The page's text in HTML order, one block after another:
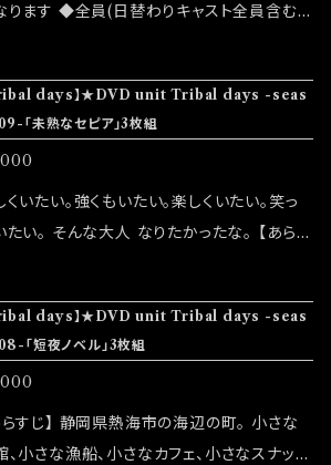
ひろなか たけと 【音響】大後 琢也 【サウンド
ライヤーデザイン】腕トラ (Tribal days) 【グ
デザイン】腕トラ (Tribal days) 【配信】中
也 【制作】大澤 拓巳 (Tribal days)/田口
(東京音実劇場) ◆発送は2026/08/08
) unit Tribal days -season10-「目に沁み
こちら↓ https://tribaldays.com/info/6
ります ◆全員(日替わりキャスト全員含む)
売致しますが売切になる可能性がございま
確実にお手にしたいお客様はこちらのオン
ンショップでのご注文をお願い致します
days】★DVD unit Tribal days -seas
「未熟なセピア」3枚組
くいたい。強くもいたい。楽しくいたい。笑っ
い。 そんな大人 なりたかったな。 【あらす
しくなってきた。 そこに幼馴染の理沙の手抜
より巻き起こった騒動。 大人たちは混乱に
れ違い、葛藤、寂しさ、思い出。
親としか見ていなかった子供たちは、 初め
つめる大人たちの姿に戸惑いを覚え、 少し
days】★DVD unit Tribal days -seas
「短夜ノベル」3枚組
岡県熱海市の海辺の町。 小さな
、小さな漁船、小さなカフェ、小さなスナッ